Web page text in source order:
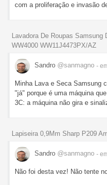
com a proliferação e invasão
Lavadora De Roupas
WW4000 WW11J4473PX/AZ
Sandro @sanmagno -
Minha Lava e Seca Samsung
"já" porque é uma máquina
3C: a máquina não gira e
Lapiseira 0,9Mm Sharp P209
Sandro @sanmagno -
Não foi desta vez! Não tente